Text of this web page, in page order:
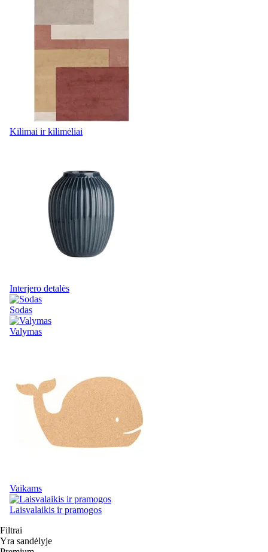
Kilimai ir kilimėliai
Interjero detalės
Sodas
Valymas
Vaikams
Laisvalaikis ir pramogos
Filtrai
Yra sandėlyje